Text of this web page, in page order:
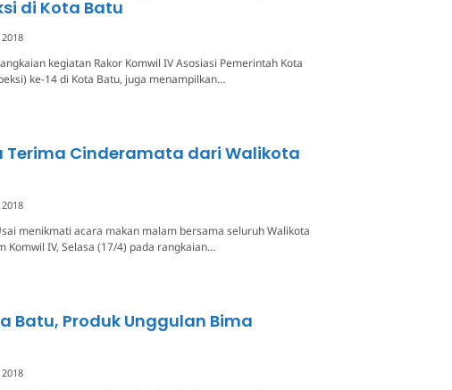
di Kota Batu
kegiatan Rakor Komwil IV Asosiasi Pemerintah Kota
ke-14 di Kota Batu, juga menampilkan…
Terima Cinderamata dari Walikota
menikmati acara makan malam bersama seluruh Walikota
Komwil IV, Selasa (17/4) pada rangkaian…
Batu, Produk Unggulan Bima